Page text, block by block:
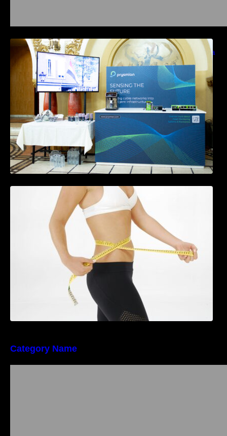
Prysmian aduce la COMM26 tehnologii de
sensing si Digital Energy pentru monitorizarea
in timp real a infrastrucrutilor critice
Tratamentul Wegovy® generează o scădere
în greutate de până la 22,6% la femei în
perioada menopauzei și reduce la jumătate
riscul de migrene
Category Name